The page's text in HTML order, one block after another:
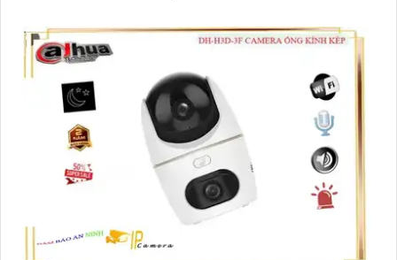
người và thú cưng với độ chính xác cao